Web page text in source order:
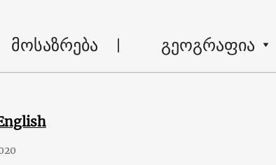
მოსაზრება გეოგრაფია